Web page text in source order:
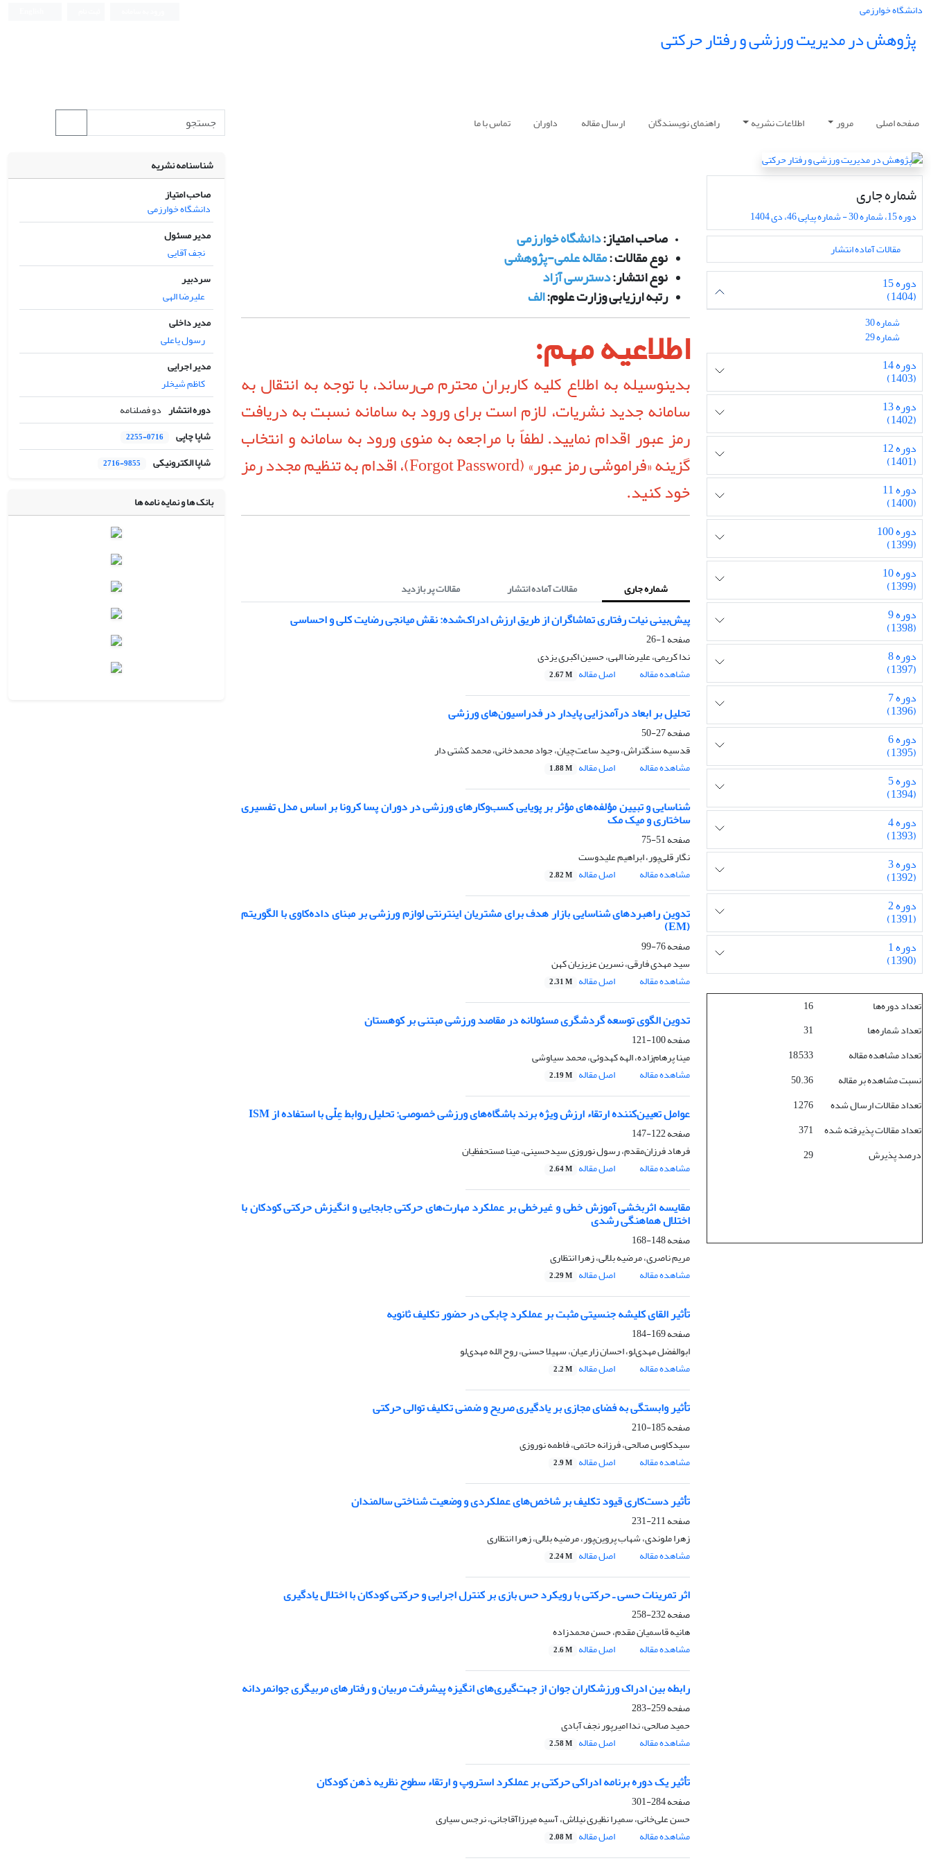
دانشگاه خوارزمی
پژوهش در مدیریت ورزشی و رفتار حرکتی
صفحه اصلی مرور اطلاعات نشریه راهنمای نویسندگان ارسال مقاله داوران تماس با ما
شماره جاری
دوره 15، شماره 30 - شماره پیاپی 46، دی 1404
مقالات آماده انتشار
دوره 15
(1404)
شماره 30
شماره 29
دوره 14
(1403)
دوره 13
(1402)
دوره 12
(1401)
دوره 11
(1400)
دوره 100
(1399)
دوره 10
(1399)
دوره 9
(1398)
دوره 8
(1397)
دوره 7
(1396)
دوره 6
(1395)
دوره 5
(1394)
دوره 4
(1393)
دوره 3
(1392)
دوره 2
(1391)
دوره 1
(1390)
تعداد دوره‌ها
16
تعداد شماره‌ها
31
تعداد مشاهده مقاله
18,533
نسبت مشاهده بر مقاله
50.36
تعداد مقالات ارسال شده
1,276
تعداد مقالات پذیرفته شده
371
درصد پذیرش
29
صاحب امتیاز:دانشگاه خوارزمی
نوع مقالات :مقاله علمی-پژوهشی
نوع انتشار:دسترسی آزاد
رتبه ارزیابی وزارت علوم:الف
اطلاعیه مهم:
بدینوسیله به اطلاع کلیه کاربران محترم می‌رساند، با توجه به انتقال به
سامانه جدید نشریات، لازم است برای ورود به سامانه نسبت به دریافت
رمز عبور اقدام نمایید. لطفاً با مراجعه به منوی ورود به سامانه و انتخاب
گزینه «فراموشی رمز عبور» (Forgot Password)، اقدام به تنظیم مجدد رمز
خود کنید.
شماره جاری مقالات آماده انتشار مقالات پر بازدید
پیش‌بینی نیات رفتاری تماشاگران از طریق ارزش ادراک‌شده: نقش میانجی رضایت کلی و احساسی
صفحه1-26
ندا کریمی، علیرضا الهی، حسین اکبری یزدی
مشاهده مقاله
اصل مقاله 2.67 M
تحلیل بر ابعاد درآمدزایی پایدار در فدراسیون‌های ورزشی
صفحه27-50
قدسیه سنگتراش، وحید ساعت‌چیان، جواد محمدخانی، محمد کشتی دار
مشاهده مقاله
اصل مقاله 1.88 M
شناسایی و تبیین مؤلفه‌های مؤثر بر پویایی کسب‌وکارهای ورزشی در دوران پسا کرونا بر اساس مدل تفسیری
ساختاری و میک مک
صفحه51-75
نگار قلی‌پور، ابراهیم علیدوست
مشاهده مقاله
اصل مقاله 2.82 M
تدوین راهبردهای شناسایی بازار هدف برای مشتریان اینترنتی لوازم ورزشی بر مبنای داده‌کاوی با الگوریتم
(EM)
صفحه76-99
سید مهدی فارقی، نسرین عزیزیان کهن
مشاهده مقاله
اصل مقاله 2.31 M
تدوین الگوی توسعه گردشگری مسئولانه در مقاصد ورزشی مبتنی بر کوهستان
صفحه100-121
مینا پرهام‌زاده، الهه کهدوئی، محمد سیاوشی
مشاهده مقاله
اصل مقاله 2.19 M
عوامل تعیین‌کننده ارتقاء ارزش ویژه برند باشگاه‌های ورزشی خصوصی: تحلیل روابط عِلّی با استفاده از ISM
صفحه122-147
فرهاد فرزان‌مقدم، رسول نوروزی سیدحسینی، مینا مستحفظیان
مشاهده مقاله
اصل مقاله 2.64 M
مقایسه اثربخشی آموزش خطی و غیرخطی بر عملکرد مهارت‌های حرکتی جابجایی و انگیزش حرکتی کودکان با
اختلال هماهنگی رشدی
صفحه148-168
مریم ناصری، مرضیه بلالی، زهرا انتظاری
مشاهده مقاله
اصل مقاله 2.29 M
تأثیر القای کلیشه جنسیتی مثبت بر عملکرد چابکی در حضور تکلیف ثانویه
صفحه169-184
ابوالفضل مهدی‌لو، احسان زارعیان، سهیلا حسنی، روح الله مهدی‌لو
مشاهده مقاله
اصل مقاله 2.2 M
تأثیر وابستگی به فضای مجازی بر یادگیری صریح و ضمنی تکلیف توالی حرکتی
صفحه185-210
سیدکاوس صالحی، فرزانه حاتمی، فاطمه نوروزی
مشاهده مقاله
اصل مقاله 2.9 M
تأثیر دست‌کاری قیود تکلیف بر شاخص‌های عملکردی و وضعیت شناختی سالمندان
صفحه211-231
زهرا ملوندی، شهاب پروین‌پور، مرضیه بلالی، زهرا انتظاری
مشاهده مقاله
اصل مقاله 2.24 M
اثر تمرینات حسی ـ حرکتی با رویکرد حس بازی بر کنترل اجرایی و حرکتی کودکان با اختلال یادگیری
صفحه232-258
هانیه قاسمیان مقدم، حسن محمدزاده
مشاهده مقاله
اصل مقاله 2.6 M
رابطه بین ادراک ورزشکاران جوان از جهت‌گیری‌های انگیزه‌ پیشرفت مربیان و رفتارهای مربیگری جوانمردانه
صفحه259-283
حمید صالحی، ندا امیرپور نجف آبادی
مشاهده مقاله
اصل مقاله 2.58 M
تأثیر یک دوره برنامه ادراکی حرکتی بر عملکرد استروپ و ارتقاء سطوح نظریه ذهن کودکان
صفحه284-301
حسن علی‌خانی، سمیرا نظیری نیلاش، آسیه میرزاآقاجانی، نرجس سیاری
مشاهده مقاله
اصل مقاله 2.08 M
شناسنامه نشریه
صاحب امتیاز
دانشگاه خوارزمی
مدیر مسئول
نجف آقایی
سردبیر
علیرضا الهی
مدیر داخلی
رسول یاعلی
مدیر اجرایی
کاظم شیخلر
دوره انتشار دو فصلنامه
شاپا چاپی
2255-0716
شاپا الکترونیکی 2716-9855
بانک ها و نمایه نامه ها